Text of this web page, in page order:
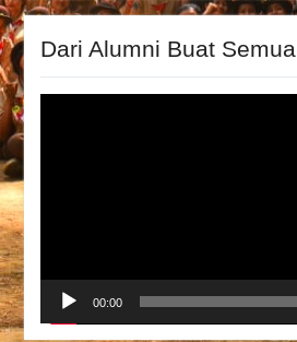
Dari Alumni Buat Semua
00:00